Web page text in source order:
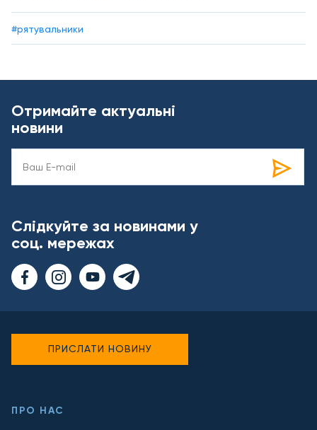
#рятувальники
Отримайте актуальні
новини
Слідкуйте за новинами у
соц. мережах
ПРО НАС
ПРИСЛАТИ НОВИНУ